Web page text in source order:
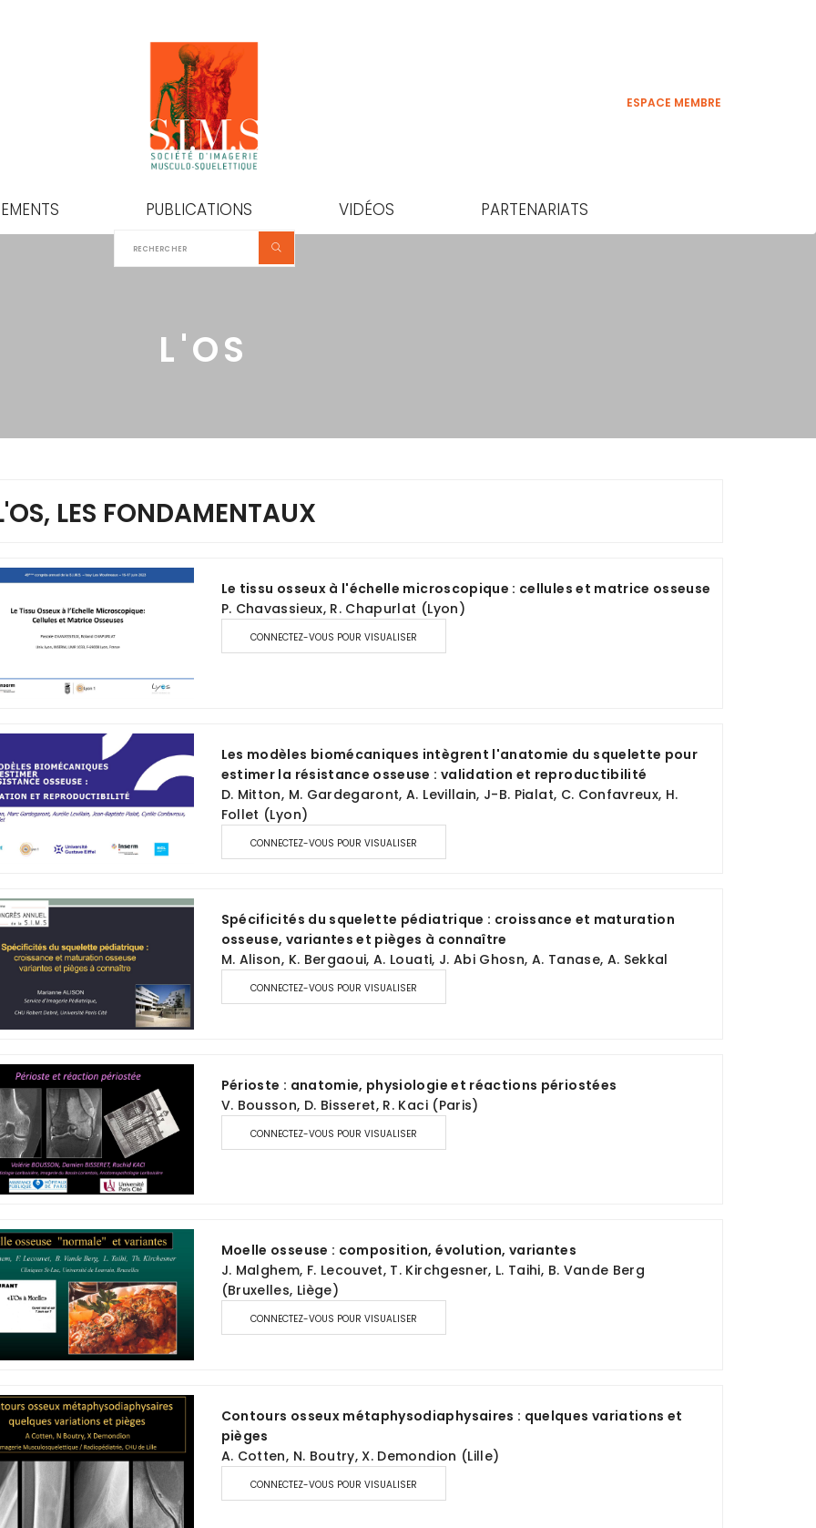
ESPACE MEMBRE
PUBLICATIONS VIDÉOS PARTENARIATS
L'OS
LES FONDAMENTAUX
Le tissu osseux à l'échelle microscopique : cellules et matrice osseuse
P. Chavassieux, R. Chapurlat (Lyon)
CONNECTEZ-VOUS POUR VISUALISER
Les modèles biomécaniques intègrent l'anatomie du squelette pour
estimer la résistance osseuse : validation et reproductibilité
D. Mitton, M. Gardegaront, A. Levillain, J-B. Pialat, C. Confavreux, H.
Follet (Lyon)
CONNECTEZ-VOUS POUR VISUALISER
Spécificités du squelette pédiatrique : croissance et maturation
osseuse, variantes et pièges à connaître
M. Alison, K. Bergaoui, A. Louati, J. Abi Ghosn, A. Tanase, A. Sekkal
CONNECTEZ-VOUS POUR VISUALISER
Périoste : anatomie, physiologie et réactions périostées
V. Bousson, D. Bisseret, R. Kaci (Paris)
CONNECTEZ-VOUS POUR VISUALISER
Moelle osseuse : composition, évolution, variantes
J. Malghem, F. Lecouvet, T. Kirchgesner, L. Taihi, B. Vande Berg
(Bruxelles, Liège)
CONNECTEZ-VOUS POUR VISUALISER
Contours osseux métaphysodiaphysaires : quelques variations et
pièges
A. Cotten, N. Boutry, X. Demondion (Lille)
CONNECTEZ-VOUS POUR VISUALISER